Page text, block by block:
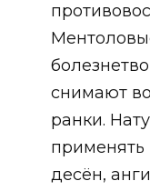
снимают
ранки.
применять
десён,